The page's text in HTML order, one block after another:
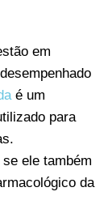
em
é um
para
ele também
da